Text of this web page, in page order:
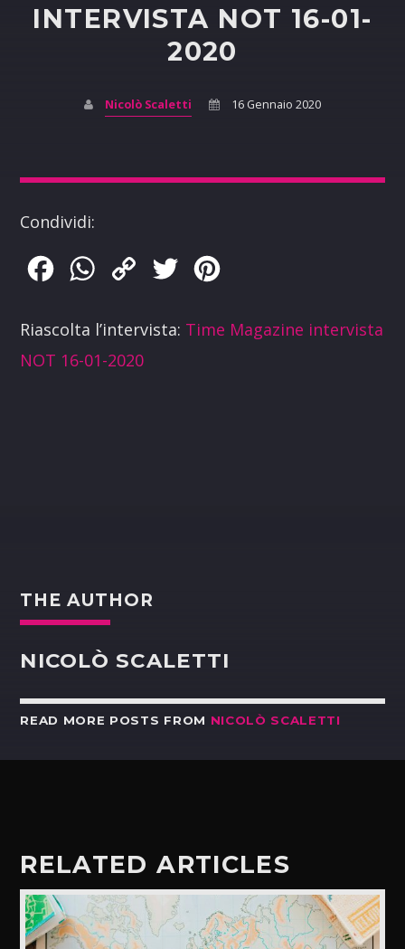
INTERVISTA NOT 16-01-
2020
Nicolò Scaletti 16 Gennaio 2020
Condividi:
FacebookWhatsApp
Copy
Twitter
Riascolta l’intervista: Time Magazine intervista
NOT 16-01-2020
THE AUTHOR
NICOLÒ SCALETTI
READ MORE POSTS FROM NICOLÒ SCALETTI
RELATED ARTICLES